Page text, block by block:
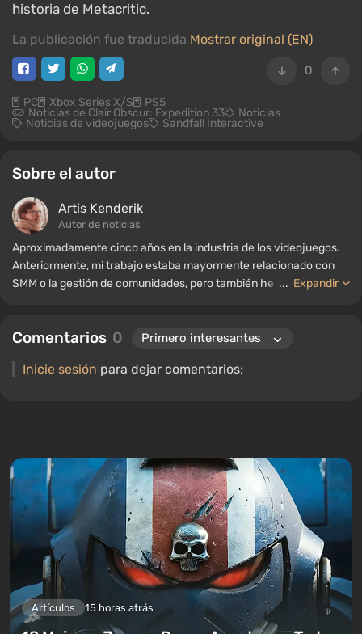
historia de Metacritic.
La publicación fue traducida Mostrar original (EN)
0
PC Xbox Series X/S PS5
Noticias de Clair Obscur: Expedition 33 Noticias
Noticias de videojuegos Sandfall Interactive
Sobre el autor
Artis Kenderik
Autor de noticias
Aproximadamente cinco años en la industria de los videojuegos.
Anteriormente, mi trabajo estaba mayormente relacionado con
SMM o la gestión de comunidades, pero también he trabajado
... Expandir
Comentarios 0
Inicie sesión para dejar comentarios;
Artículos 15 horas atrás